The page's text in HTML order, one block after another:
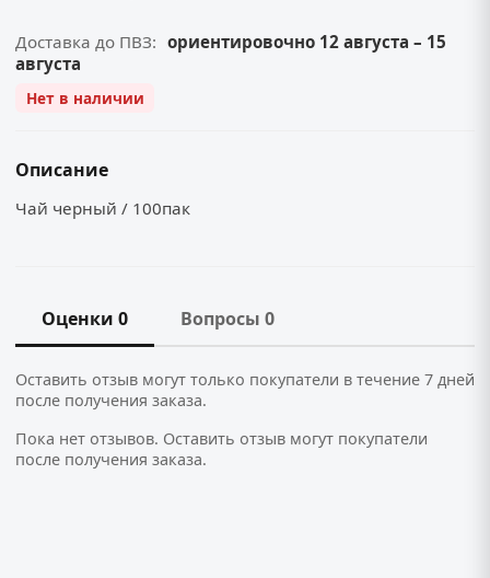
Доставка до ПВЗ: ориентировочно 12 августа – 15
августа
Нет в наличии
Описание
Чай черный / 100пак
Оценки 0 Вопросы 0
Оставить отзыв могут только покупатели в течение 7 дней
после получения заказа.
Пока нет отзывов. Оставить отзыв могут покупатели
после получения заказа.